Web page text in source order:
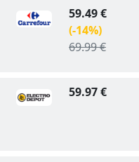
59.49 €
(-14%)
69.99 €
59.97 €